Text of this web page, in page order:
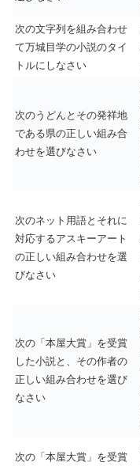
次の文字列を組み合わせ
て万城目学の小説のタイ
トルにしなさい
次のうどんとその発祥地
である県の正しい組み合
わせを選びなさい
次のネット用語とそれに
対応するアスキーアート
の正しい組み合わせを選
びなさい
次の「本屋大賞」を受賞
した小説と、その作者の
正しい組み合わせを選び
なさい
次の「本屋大賞」を受賞